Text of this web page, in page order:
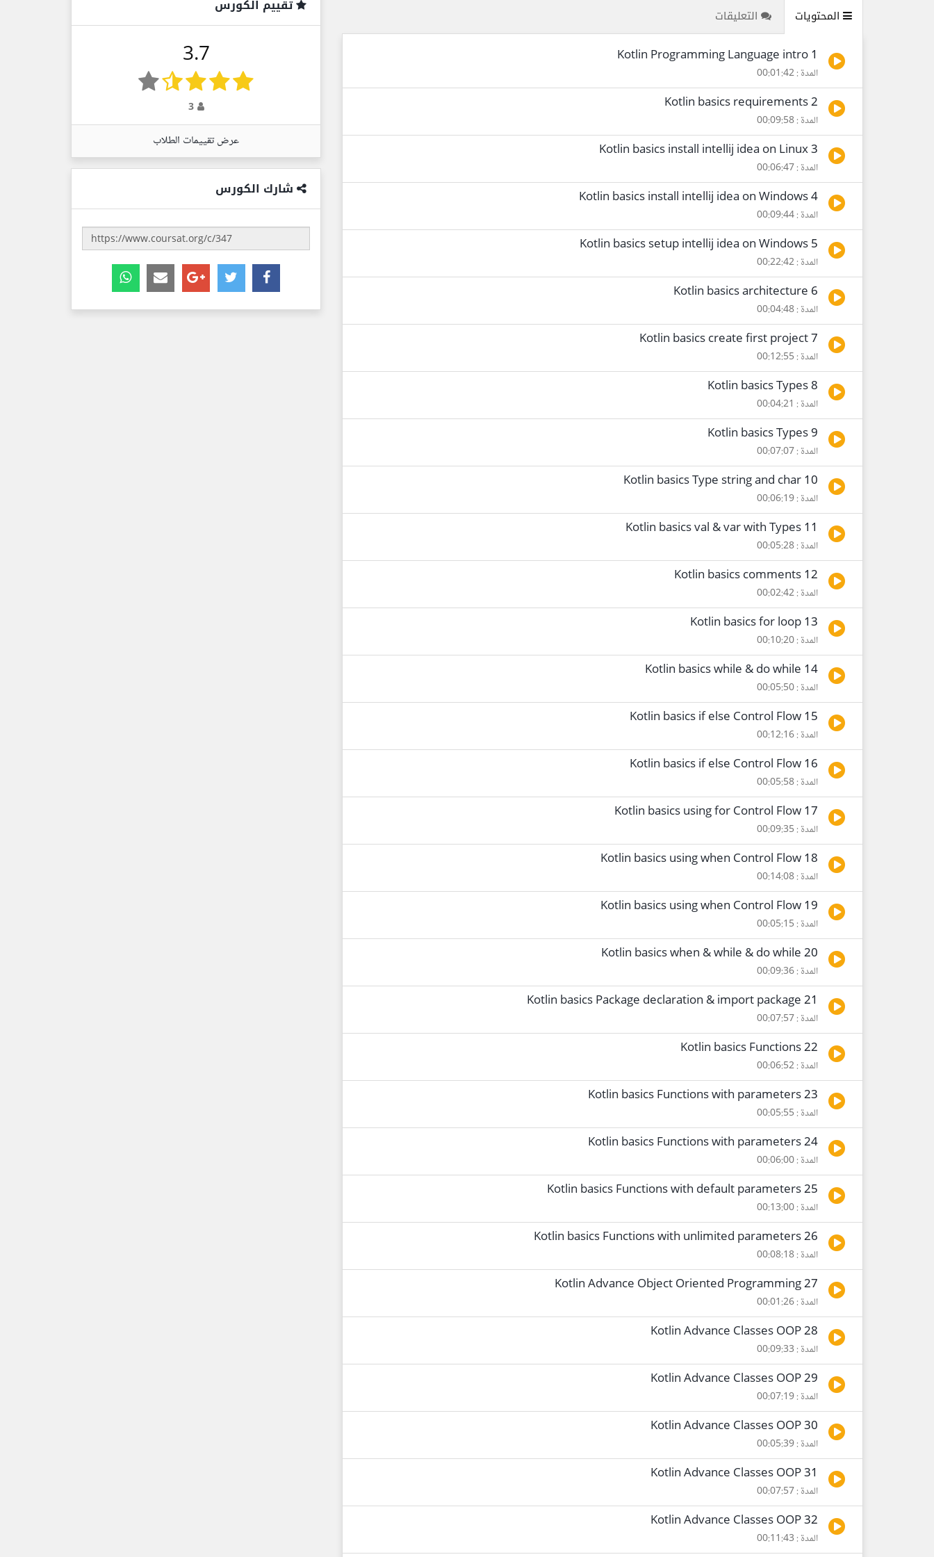
المحتويات التعليقات
1 Kotlin Programming Language intro
المدة : 00:01:42
2 Kotlin basics requirements
المدة : 00:09:58
3 Kotlin basics install intellij idea on Linux
المدة : 00:06:47
4 Kotlin basics install intellij idea on Windows
المدة : 00:09:44
5 Kotlin basics setup intellij idea on Windows
المدة : 00:22:42
6 Kotlin basics architecture
المدة : 00:04:48
7 Kotlin basics create first project
المدة : 00:12:55
8 Kotlin basics Types
المدة : 00:04:21
9 Kotlin basics Types
المدة : 00:07:07
10 Kotlin basics Type string and char
المدة : 00:06:19
11 Kotlin basics val & var with Types
المدة : 00:05:28
12 Kotlin basics comments
المدة : 00:02:42
13 Kotlin basics for loop
المدة : 00:10:20
14 Kotlin basics while & do while
المدة : 00:05:50
15 Kotlin basics if else Control Flow
المدة : 00:12:16
16 Kotlin basics if else Control Flow
المدة : 00:05:58
17 Kotlin basics using for Control Flow
المدة : 00:09:35
18 Kotlin basics using when Control Flow
المدة : 00:14:08
19 Kotlin basics using when Control Flow
المدة : 00:05:15
20 Kotlin basics when & while & do while
المدة : 00:09:36
21 Kotlin basics Package declaration & import package
المدة : 00:07:57
22 Kotlin basics Functions
المدة : 00:06:52
23 Kotlin basics Functions with parameters
المدة : 00:05:55
24 Kotlin basics Functions with parameters
المدة : 00:06:00
25 Kotlin basics Functions with default parameters
المدة : 00:13:00
26 Kotlin basics Functions with unlimited parameters
المدة : 00:08:18
27 Kotlin Advance Object Oriented Programming
المدة : 00:01:26
28 Kotlin Advance Classes OOP
المدة : 00:09:33
29 Kotlin Advance Classes OOP
المدة : 00:07:19
30 Kotlin Advance Classes OOP
المدة : 00:05:39
31 Kotlin Advance Classes OOP
المدة : 00:07:57
32 Kotlin Advance Classes OOP
المدة : 00:11:43
تقييم الكورس
3.7
3
عرض تقييمات الطلاب
شارك الكورس